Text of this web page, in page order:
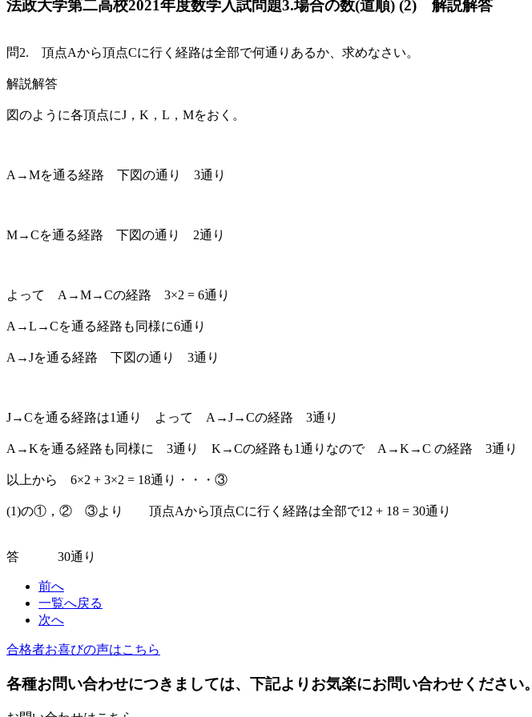
法政大学第二高校2021年度数学入試問題3.場合の数(道順) (2) 解説解答
問2. 頂点Aから頂点Cに行く経路は全部で何通りあるか、求めなさい。
解説解答
図のように各頂点にJ，K，L，Mをおく。
A→Mを通る経路 下図の通り 3通り
M→Cを通る経路 下図の通り 2通り
よって A→M→Cの経路 3×2 = 6通り
A→L→Cを通る経路も同様に6通り
A→Jを通る経路 下図の通り 3通り
J→Cを通る経路は1通り よって A→J→Cの経路 3通り
A→Kを通る経路も同様に 3通り K→Cの経路も1通りなので A→K→C の経路 3通り
以上から 6×2 + 3×2 = 18通り・・・③
(1)の①，② ③より 頂点Aから頂点Cに行く経路は全部で12 + 18 = 30通り
答 30通り
前へ
一覧へ戻る
次へ
合格者お喜びの声はこちら
各種お問い合わせにつきましては、下記よりお気楽にお問い合わせください。